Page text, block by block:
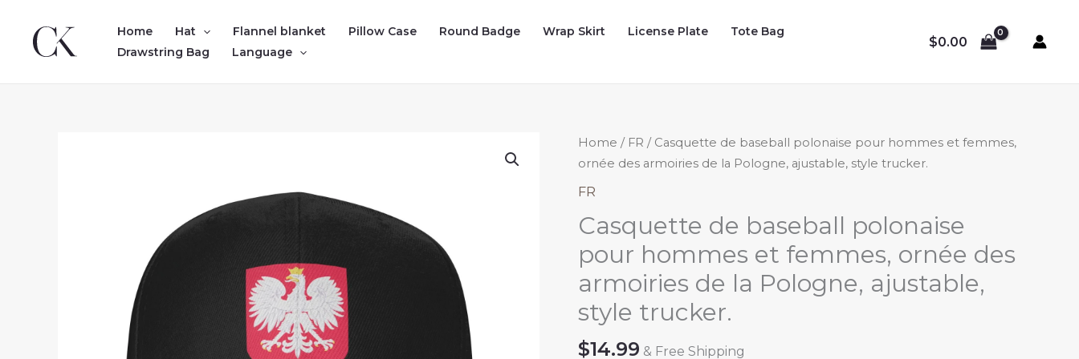
content
Home Hat Flannel blanket Pillow Case Round Badge Wrap Skirt License Plate
Tote Bag
Drawstring Bag
Language
$0.00
Home / FR / Casquette de baseball polonaise pour hommes et femmes,
ornée des armoiries de la Pologne, ajustable, style trucker.
FR
Casquette de baseball polonaise
pour hommes et femmes, ornée des
armoiries de la Pologne, ajustable,
style trucker.
$14.99 & Free Shipping